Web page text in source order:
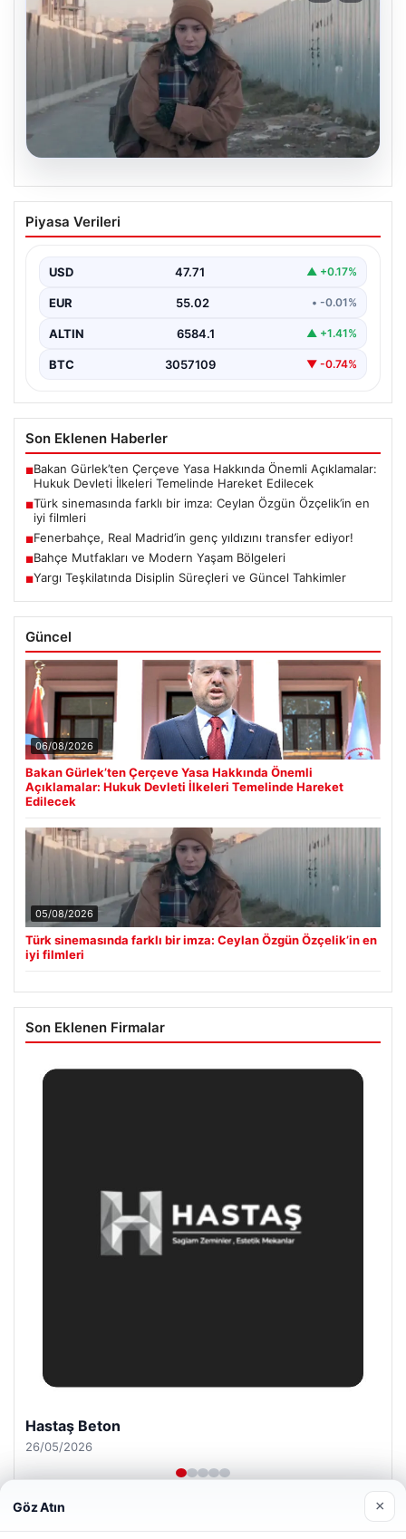
Türk sinemasında farklı bir imza: Ceylan
Özgün Özçelik’in en iyi filmleri
Piyasa Verileri
USD 47.71 ▲ +0.17%
EUR 55.02 • -0.01%
ALTIN 6584.1 ▲ +1.41%
BTC 3057109 ▼ -0.74%
Son Eklenen Haberler
■Bakan Gürlek’ten Çerçeve Yasa Hakkında Önemli Açıklamalar:
Hukuk Devleti İlkeleri Temelinde Hareket Edilecek
■Türk sinemasında farklı bir imza: Ceylan Özgün Özçelik’in en
iyi filmleri
■Fenerbahçe, Real Madrid’in genç yıldızını transfer ediyor!
■Bahçe Mutfakları ve Modern Yaşam Bölgeleri
■Yargı Teşkilatında Disiplin Süreçleri ve Güncel Tahkimler
Güncel
06/08/2026
Bakan Gürlek’ten Çerçeve Yasa Hakkında Önemli
Açıklamalar: Hukuk Devleti İlkeleri Temelinde Hareket
Edilecek
05/08/2026
Türk sinemasında farklı bir imza: Ceylan Özgün Özçelik’in en
iyi filmleri
Son Eklenen Firmalar
Prenses Night Club
29/04/2026
Göz Atın ×